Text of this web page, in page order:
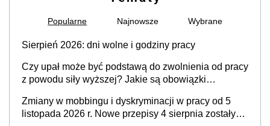
Popularne Najnowsze Wybrane
Sierpień 2026: dni wolne i godziny pracy
Czy upał może być podstawą do zwolnienia od pracy
z powodu siły wyższej? Jakie są obowiązki
Zmiany w mobbingu i dyskryminacji w pracy od 5
listopada 2026 r. Nowe przepisy 4 sierpnia zostały